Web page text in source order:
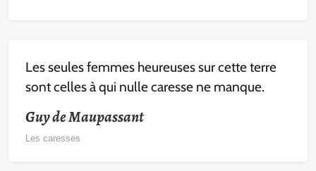
Les seules femmes heureuses sur cette terre
sont celles à qui nulle caresse ne manque.
Guy de Maupassant
Les caresses